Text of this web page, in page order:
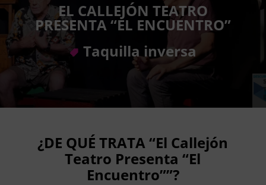
EL CALLEJÓN TEATRO
PRESENTA “EL ENCUENTRO”
Taquilla inversa
¿DE QUÉ TRATA “El Callejón
Teatro Presenta “El
Encuentro””?